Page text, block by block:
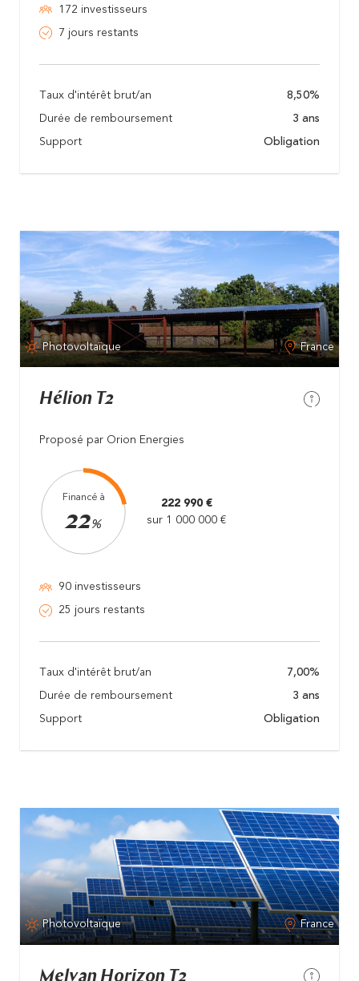
172 investisseurs
7 jours restants
Taux d'intérêt brut/an 8,50%
Durée de remboursement 3 ans
Support Obligation
Photovoltaïque France
Hélion T2
Proposé par Orion Energies
Financé à
22%
222 990 €
sur 1 000 000 €
90 investisseurs
25 jours restants
Taux d'intérêt brut/an 7,00%
Durée de remboursement 3 ans
Support Obligation
Photovoltaïque France
Melvan Horizon T2